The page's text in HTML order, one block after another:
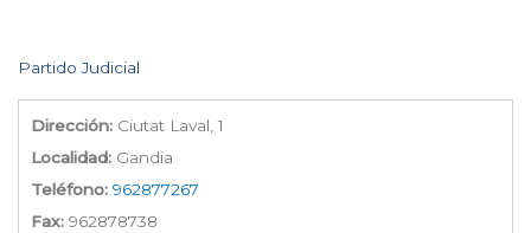
Partido Judicial
Dirección: Ciutat Laval, 1
Localidad: Gandia
Teléfono: 962877267
Fax: 962878738